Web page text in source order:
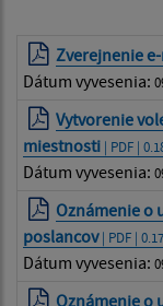
Zverejnenie
Dátum vyvesenia:
Vytvorenie
miestnosti | PDF |
Dátum vyvesenia:
Oznámenie o
poslancov| PDF |
Dátum vyvesenia:
Oznámenie o